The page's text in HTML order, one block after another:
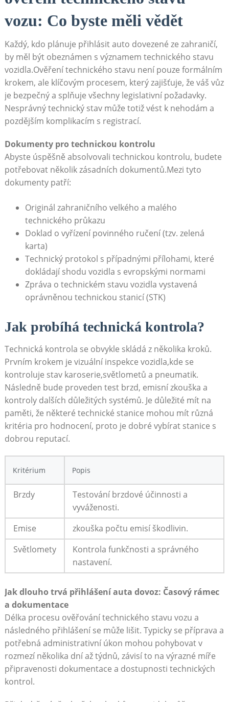
vozu: Co byste měli vědět
Každý, kdo plánuje přihlásit auto dovezené ze zahraničí,
by měl být obeznámen s významem technického stavu
vozidla.Ověření technického stavu není pouze formálním
krokem, ale klíčovým procesem, který zajišťuje, že váš vůz
je bezpečný a splňuje všechny legislativní požadavky.
Nesprávný technický stav může totiž vést k nehodám a
pozdějším komplikacím s registrací.
Dokumenty pro technickou kontrolu
Abyste úspěšně absolvovali technickou kontrolu, budete
potřebovat několik zásadních dokumentů.Mezi tyto
dokumenty patří:
Originál zahraničního velkého a malého
technického průkazu
Doklad o vyřízení povinného ručení (tzv. zelená
karta)
Technický protokol s případnými přílohami, které
dokládají shodu vozidla s evropskými normami
Zpráva o technickém stavu vozidla vystavená
oprávněnou technickou stanicí (STK)
Jak probíhá technická kontrola?
Technická kontrola se obvykle skládá z několika kroků.
Prvním krokem je vizuální inspekce vozidla,kde se
kontroluje stav karoserie,světlometů a pneumatik.
Následně bude proveden test brzd, emisní zkouška a
kontroly dalších důležitých systémů. Je důležité mít na
paměti, že některé technické stanice mohou mít různá
kritéria pro hodnocení, proto je dobré vybírat stanice s
dobrou reputací.
Kritérium Popis
Brzdy
Testování brzdové účinnosti a
vyváženosti.
Emise
zkouška počtu emisí škodlivin.
Světlomety
Kontrola funkčnosti a správného
nastavení.
Jak dlouho trvá přihlášení auta dovoz: Časový rámec
a dokumentace
Délka procesu ověřování technického stavu vozu a
následného přihlášení se může lišit. Typicky se příprava a
potřebná administrativní úkon mohou pohybovat v
rozmezí několika dní až týdnů, závisí to na výrazné míře
připravenosti dokumentace a dostupnosti technických
kontrol.